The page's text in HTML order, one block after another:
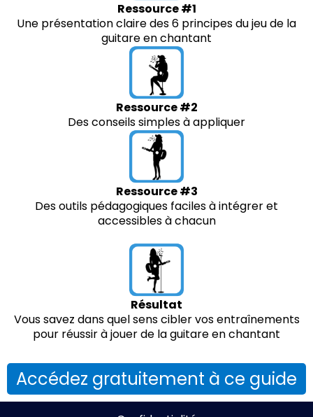
Ressource #1
Une présentation claire des 6 principes du jeu de la
guitare en chantant
Ressource #2
Des conseils simples à appliquer
Ressource #3
Des outils pédagogiques faciles à intégrer et
accessibles à chacun
Résultat
Vous savez dans quel sens cibler vos entraînements
pour réussir à jouer de la guitare en chantant
Accédez gratuitement à ce guide